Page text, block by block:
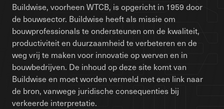
Buildwise, voorheen WTCB, is opgericht in 1959 door
de bouwsector. Buildwise heeft als missie om
bouwprofessionals te ondersteunen om de kwaliteit,
productiviteit en duurzaamheid te verbeteren en de
weg vrij te maken voor innovatie op werven en in
bouwbedrijven. De inhoud op deze site komt van
Buildwise en moet worden vermeld met een link naar
de bron, vanwege juridische consequenties bij
verkeerde interpretatie.